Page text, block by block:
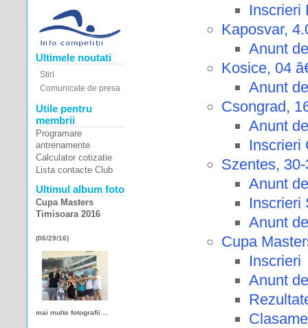
Inscrieri
Kaposvar,
Anunt
Kosice, 04
Anunt
Csongrad,
Anunt
Inscrieri
Szentes,
Anunt
Inscrieri
Anunt
Cupa
Inscrieri
Anunt
Ultimele noutati
Stiri
Comunicate de presa
Utile pentru
membrii
Programare
antrenamente
Calculator cotizatie
Lista contacte Club
Ultimul album foto
Cupa Masters
Timisoara 2016
(06/29/16)
mai multe fotografii ...